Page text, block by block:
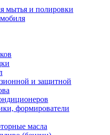
мытья и полировки
и защитной
формирователи
масла